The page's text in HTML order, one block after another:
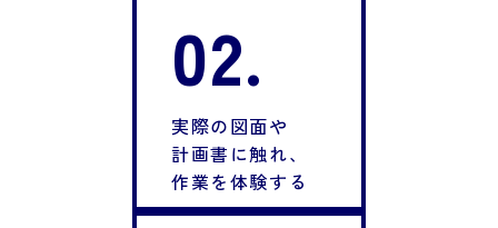
02.
実際の図面や
計画書に触れ、
作業を体験する